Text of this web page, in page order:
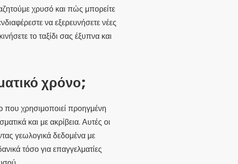
χρυσό και πώς μπορείτε
να εξερευνήσετε νέες
το ταξίδι σας έξυπνα και
χρόνο;
που χρησιμοποιεί προηγμένη
και με ακρίβεια. Αυτές οι
γεωλογικά δεδομένα με
τόσο για επαγγελματίες